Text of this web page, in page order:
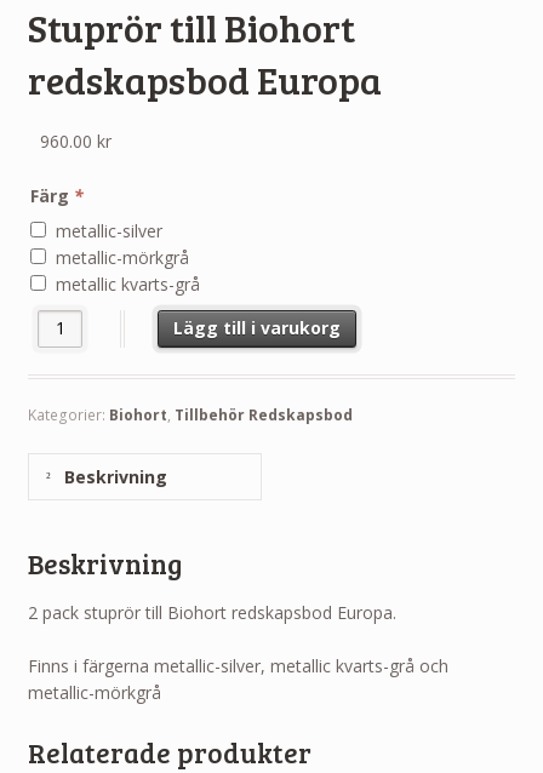
Stuprör till Biohort
redskapsbod Europa
960.00 kr
Färg *
metallic-silver
metallic-mörkgrå
metallic kvarts-grå
Stuprör till Biohort redskapsbod Europa mängd
Lägg till i varukorg
Kategorier: Biohort, Tillbehör Redskapsbod
Beskrivning
Beskrivning
2 pack stuprör till Biohort redskapsbod Europa.
Finns i färgerna metallic-silver, metallic kvarts-grå och
metallic-mörkgrå
Relaterade produkter